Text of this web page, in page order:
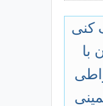
کنی
با